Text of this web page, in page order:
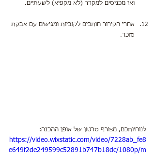
ואז מכניסים למקרר (לא מקפיא) לשעתיים.
אחרי הקירור חותכים לקוביות ומגישים עם אבקת
סוכר.
לנוחיותכם, מצורף סרטון של אופן ההכנה:
https://video.wixstatic.com/video/7228ab_fe8
e649f2de249599c52891b747b18dc/1080p/m